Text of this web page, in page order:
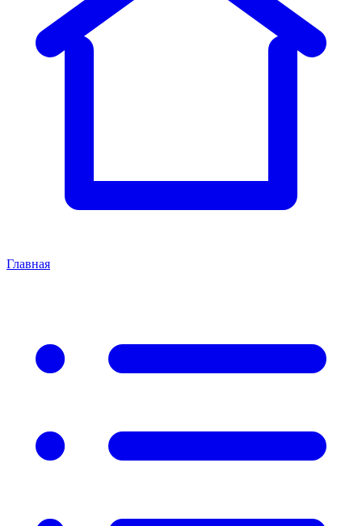
Главная